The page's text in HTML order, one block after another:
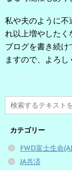
私や夫のように不
れ以上増やした
ブログを書き続
ますので、よろし
カテゴリー
FWD富士生命
JA共済